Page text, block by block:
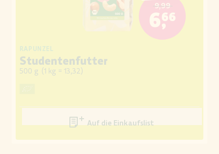
9,99
6,66
RAPUNZEL
Studentenfutter
500 g (1 kg = 13,32)
Auf die Einkaufsliste